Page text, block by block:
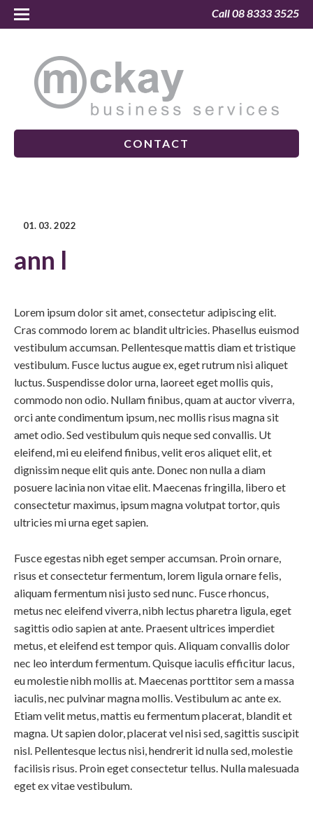
Call 08 8333 3525
CONTACT
01. 03. 2022
ann l
Lorem ipsum dolor sit amet, consectetur adipiscing elit.
Cras commodo lorem ac blandit ultricies. Phasellus euismod
vestibulum accumsan. Pellentesque mattis diam et tristique
vestibulum. Fusce luctus augue ex, eget rutrum nisi aliquet
luctus. Suspendisse dolor urna, laoreet eget mollis quis,
commodo non odio. Nullam finibus, quam at auctor viverra,
orci ante condimentum ipsum, nec mollis risus magna sit
amet odio. Sed vestibulum quis neque sed convallis. Ut
eleifend, mi eu eleifend finibus, velit eros aliquet elit, et
dignissim neque elit quis ante. Donec non nulla a diam
posuere lacinia non vitae elit. Maecenas fringilla, libero et
consectetur maximus, ipsum magna volutpat tortor, quis
ultricies mi urna eget sapien.
Fusce egestas nibh eget semper accumsan. Proin ornare,
risus et consectetur fermentum, lorem ligula ornare felis,
aliquam fermentum nisi justo sed nunc. Fusce rhoncus,
metus nec eleifend viverra, nibh lectus pharetra ligula, eget
sagittis odio sapien at ante. Praesent ultrices imperdiet
metus, et eleifend est tempor quis. Aliquam convallis dolor
nec leo interdum fermentum. Quisque iaculis efficitur lacus,
eu molestie nibh mollis at. Maecenas porttitor sem a massa
iaculis, nec pulvinar magna mollis. Vestibulum ac ante ex.
Etiam velit metus, mattis eu fermentum placerat, blandit et
magna. Ut sapien dolor, placerat vel nisi sed, sagittis suscipit
nisl. Pellentesque lectus nisi, hendrerit id nulla sed, molestie
facilisis risus. Proin eget consectetur tellus. Nulla malesuada
eget ex vitae vestibulum.